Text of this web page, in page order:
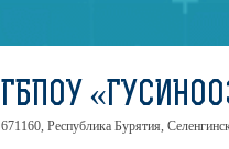
ГБПОУ
671160, Республика Бурятия,